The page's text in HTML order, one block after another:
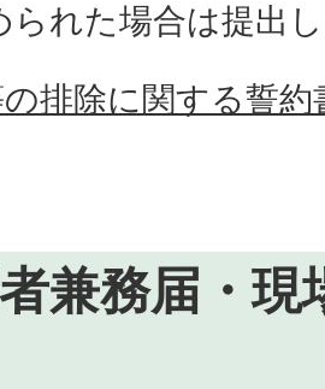
られた場合は提出
排除に関する誓
兼務届・現